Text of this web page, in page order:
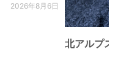
2026年8月6日
北アルプ